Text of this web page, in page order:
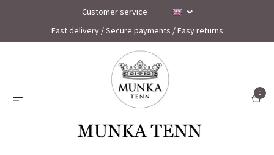
Customer service
Fast delivery / Secure payments / Easy returns
0